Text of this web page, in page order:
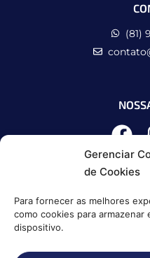
Gerenciar
de Cookies
Para fornecer as melhores
como cookies para
dispositivo.
(81)